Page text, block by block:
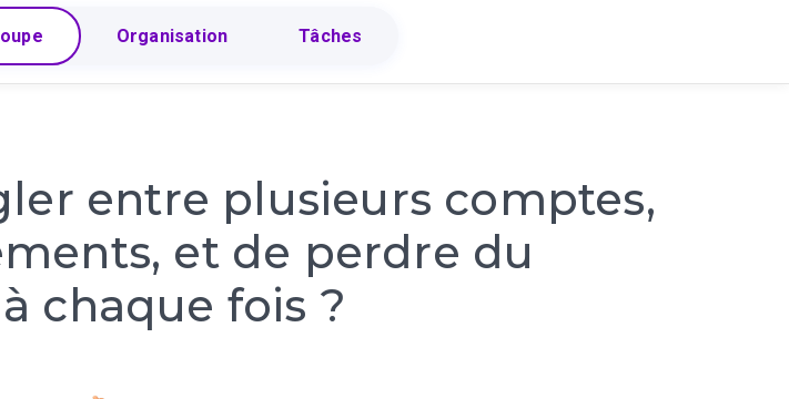
Organisation Tâches
entre plusieurs comptes,
et de perdre du
chaque fois ?